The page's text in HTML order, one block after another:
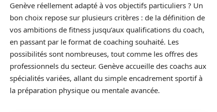
Genève réellement adapté à vos objectifs particuliers ? Un
bon choix repose sur plusieurs critères : de la définition de
vos ambitions de fitness jusqu’aux qualifications du coach,
en passant par le format de coaching souhaité. Les
possibilités sont nombreuses, tout comme les offres des
professionnels du secteur. Genève accueille des coachs aux
spécialités variées, allant du simple encadrement sportif à
la préparation physique ou mentale avancée.